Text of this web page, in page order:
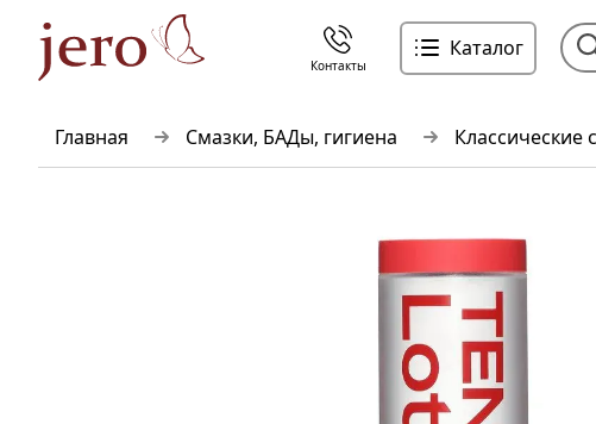
Главная Смазки, БАДы, гигиена Классические
Контакты
Каталог